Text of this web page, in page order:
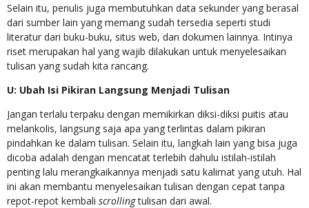
Selain itu, penulis juga membutuhkan data sekunder yang berasal
dari sumber lain yang memang sudah tersedia seperti studi
literatur dari buku-buku, situs web, dan dokumen lainnya. Intinya
riset merupakan hal yang wajib dilakukan untuk menyelesaikan
tulisan yang sudah kita rancang.
U: Ubah Isi Pikiran Langsung Menjadi Tulisan
Jangan terlalu terpaku dengan memikirkan diksi-diksi puitis atau
melankolis, langsung saja apa yang terlintas dalam pikiran
pindahkan ke dalam tulisan. Selain itu, langkah lain yang bisa juga
dicoba adalah dengan mencatat terlebih dahulu istilah-istilah
penting lalu merangkaikannya menjadi satu kalimat yang utuh. Hal
ini akan membantu menyelesaikan tulisan dengan cepat tanpa
repot-repot kembali scrollingtulisan dari awal.